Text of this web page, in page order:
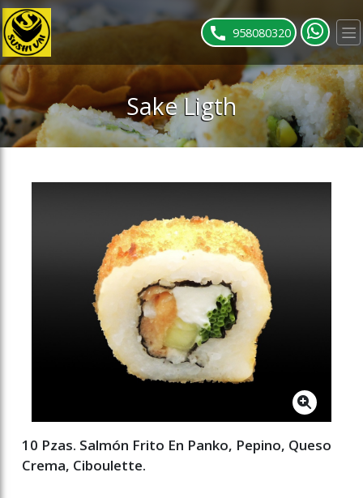
slideout menu. 958080320
Sake Ligth
10 Pzas. Salmón Frito En Panko, Pepino, Queso
Crema, Ciboulette.